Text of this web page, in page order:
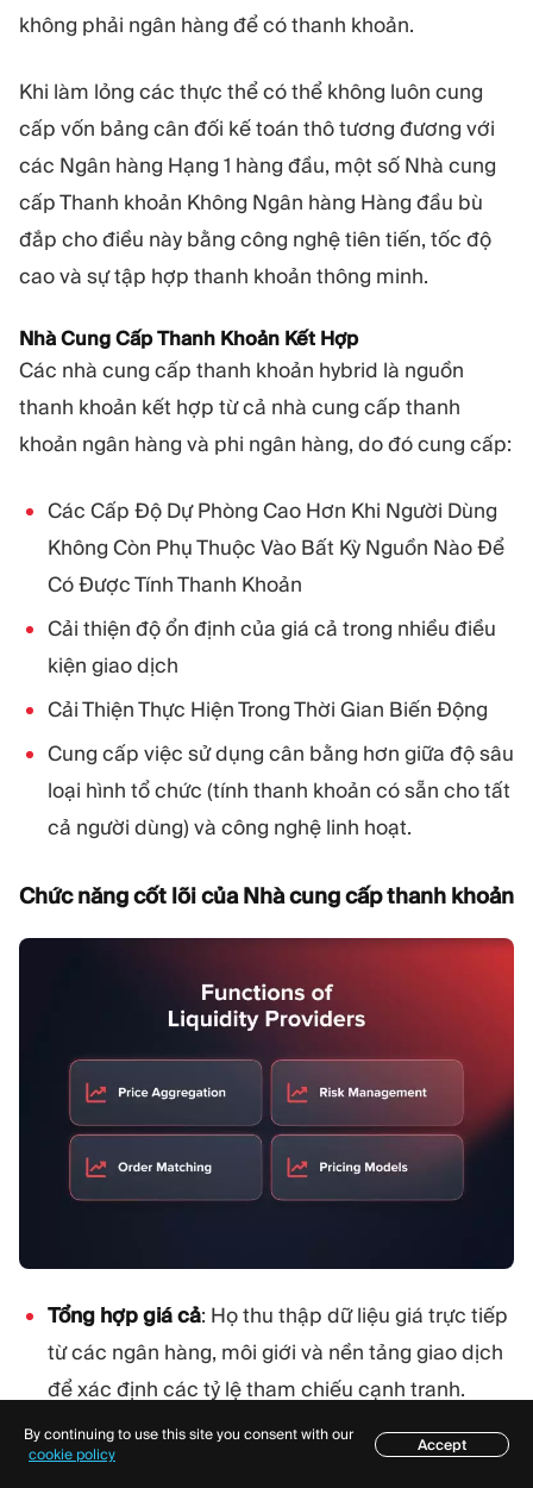
không phải ngân hàng để có thanh khoản.
Khi làm lỏng các thực thể có thể không luôn cung
cấp vốn bảng cân đối kế toán thô tương đương với
các Ngân hàng Hạng 1 hàng đầu, một số Nhà cung
cấp Thanh khoản Không Ngân hàng Hàng đầu bù
đắp cho điều này bằng công nghệ tiên tiến, tốc độ
cao và sự tập hợp thanh khoản thông minh.
Nhà Cung Cấp Thanh Khoản Kết Hợp
Các nhà cung cấp thanh khoản hybrid là nguồn
thanh khoản kết hợp từ cả nhà cung cấp thanh
khoản ngân hàng và phi ngân hàng, do đó cung cấp:
Các Cấp Độ Dự Phòng Cao Hơn Khi Người Dùng
Không Còn Phụ Thuộc Vào Bất Kỳ Nguồn Nào Để
Có Được Tính Thanh Khoản
Cải thiện độ ổn định của giá cả trong nhiều điều
kiện giao dịch
Cải Thiện Thực Hiện Trong Thời Gian Biến Động
Cung cấp việc sử dụng cân bằng hơn giữa độ sâu
loại hình tổ chức (tính thanh khoản có sẵn cho tất
cả người dùng) và công nghệ linh hoạt.
Chức năng cốt lõi của Nhà cung cấp thanh khoản
Tổng hợp giá cả: Họ thu thập dữ liệu giá trực tiếp
từ các ngân hàng, môi giới và nền tảng giao dịch
để xác định các tỷ lệ tham chiếu cạnh tranh.
Khớp Lệnh Đặt Hàng: Các nhà cung cấp thanh
khoản khớp các lệnh mua/bán từ nhiều người
Mục lục
By continuing to use this site you consent with our
cookie policy
Accept